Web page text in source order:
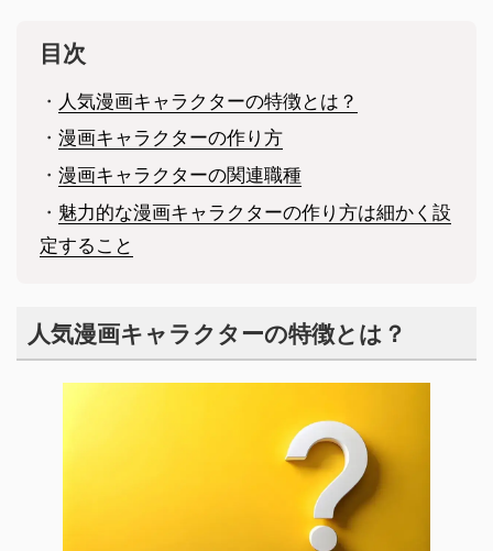
目次
・ 人気漫画キャラクターの特徴とは？
・ 漫画キャラクターの作り方
・ 漫画キャラクターの関連職種
・ 魅力的な漫画キャラクターの作り方は細かく設
定すること
人気漫画キャラクターの特徴とは？